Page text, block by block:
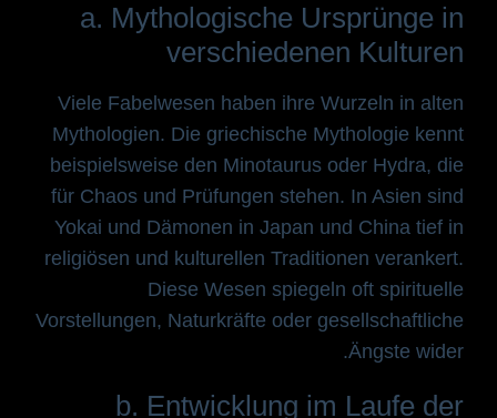
a. Mythologische Ursprünge in
verschiedenen Kulturen
Viele Fabelwesen haben ihre Wurzeln in alten
Mythologien. Die griechische Mythologie kennt
beispielsweise den Minotaurus oder Hydra, die
für Chaos und Prüfungen stehen. In Asien sind
Yokai und Dämonen in Japan und China tief in
religiösen und kulturellen Traditionen verankert.
Diese Wesen spiegeln oft spirituelle
Vorstellungen, Naturkräfte oder gesellschaftliche
Ängste wider.
b. Entwicklung im Laufe der